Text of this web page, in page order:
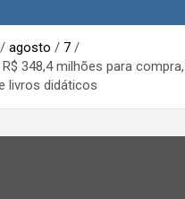
agosto
7
R$ 348,4 milhões para
livros didáticos